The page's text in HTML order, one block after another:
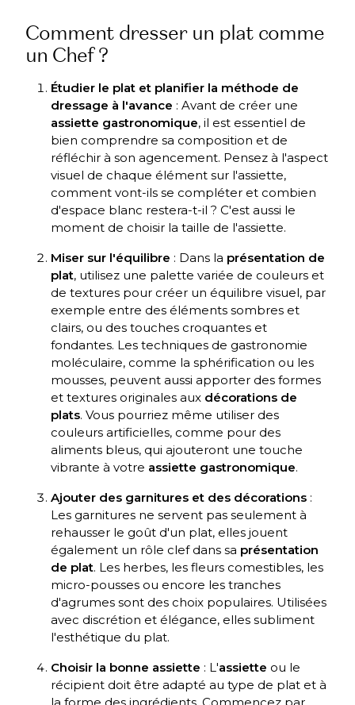
Comment dresser un plat comme
un Chef ?
Étudier le plat et planifier la méthode de
dressage à l'avance : Avant de créer une
assiette gastronomique, il est essentiel de
bien comprendre sa composition et de
réfléchir à son agencement. Pensez à l'aspect
visuel de chaque élément sur l'assiette,
comment vont-ils se compléter et combien
d'espace blanc restera-t-il ? C'est aussi le
moment de choisir la taille de l'assiette.
Miser sur l'équilibre : Dans la présentation de
plat, utilisez une palette variée de couleurs et
de textures pour créer un équilibre visuel, par
exemple entre des éléments sombres et
clairs, ou des touches croquantes et
fondantes. Les techniques de gastronomie
moléculaire, comme la sphérification ou les
mousses, peuvent aussi apporter des formes
et textures originales aux décorations de
plats. Vous pourriez même utiliser des
couleurs artificielles, comme pour des
aliments bleus, qui ajouteront une touche
vibrante à votre assiette gastronomique.
Ajouter des garnitures et des décorations :
Les garnitures ne servent pas seulement à
rehausser le goût d'un plat, elles jouent
également un rôle clef dans sa présentation
de plat. Les herbes, les fleurs comestibles, les
micro-pousses ou encore les tranches
d'agrumes sont des choix populaires. Utilisées
avec discrétion et élégance, elles subliment
l'esthétique du plat.
Choisir la bonne assiette : L'assiette ou le
récipient doit être adapté au type de plat et à